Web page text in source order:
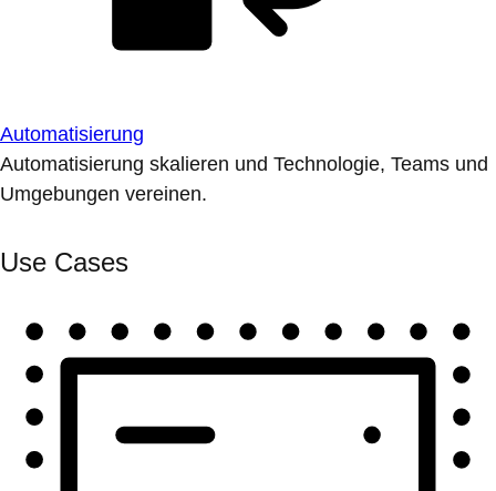
Automatisierung
Automatisierung skalieren und Technologie, Teams und
Umgebungen vereinen.
Use Cases